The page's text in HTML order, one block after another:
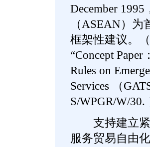
December
（ASEAN）
框架性建议。
“Concept Paper
Rules on
Services （
S/WPGR/W/30.
支持建立紧
服务贸易自由